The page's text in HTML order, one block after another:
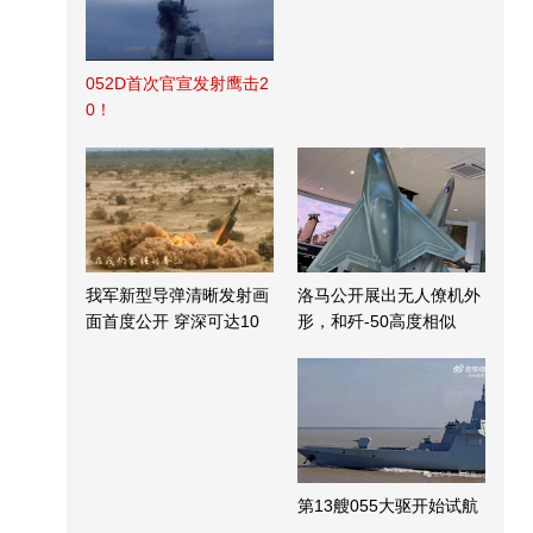
052D首次官宣发射鹰击2
0！
我军新型导弹清晰发射画
面首度公开 穿深可达10
洛马公开展出无人僚机外
形，和歼-50高度相似
第13艘055大驱开始试航